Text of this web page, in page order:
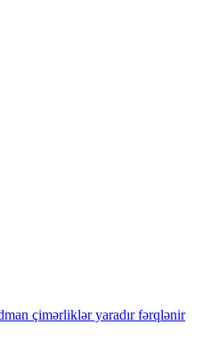
çimərlikləryaradırfərqlənir